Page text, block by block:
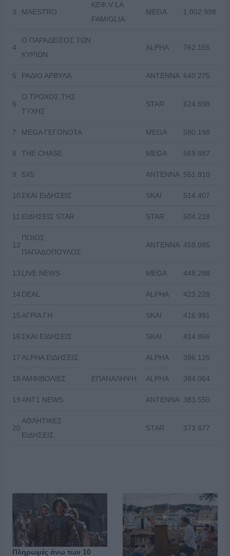
3 MAESTRO
ΚΕΦ.V LA
FAMIGLIA
MEGA 1.002.998
4
Ο ΠΑΡΑΔΕΙΣΟΣ ΤΩΝ
ΚΥΡΙΩΝ
ALPHA 762.155
5 ΡΑΔΙΟ ΑΡΒΥΛΑ ANTENNA 640.275
6
Ο ΤΡΟΧΟΣ ΤΗΣ
ΤΥΧΗΣ
STAR 624.698
7 MEGA ΓΕΓΟΝΟΤΑ MEGA 580.198
8 THE CHASE MEGA 569.887
9 5X5 ANTENNA 551.910
10 ΣΚΑΙ ΕΙΔΗΣΕΙΣ SKAI 514.407
11 ΕΙΔΗΣΕΙΣ STAR STAR 504.228
12
ΠΟΙΟΣ
ΠΑΠΑΔΟΠΟΥΛΟΣ
ANTENNA 458.085
13 LIVE NEWS MEGA 448.288
14 DEAL ALPHA 423.228
15 ΑΓΡΙΑ ΓΗ SKAI 416.991
16 ΣΚΑΙ ΕΙΔΗΣΕΙΣ SKAI 414.866
17 ALPHA ΕΙΔΗΣΕΙΣ ALPHA 386.125
18 ΑΜΦΙΒΟΛΙΕΣ ΕΠΑΝΑΛΗΨΗ ALPHA 384.064
19 ANT1 NEWS ANTENNA 383.550
20
ΑΘΛΗΤΙΚΕΣ
ΕΙΔΗΣΕΙΣ
STAR 373.677
Πληρωμές άνω των 10